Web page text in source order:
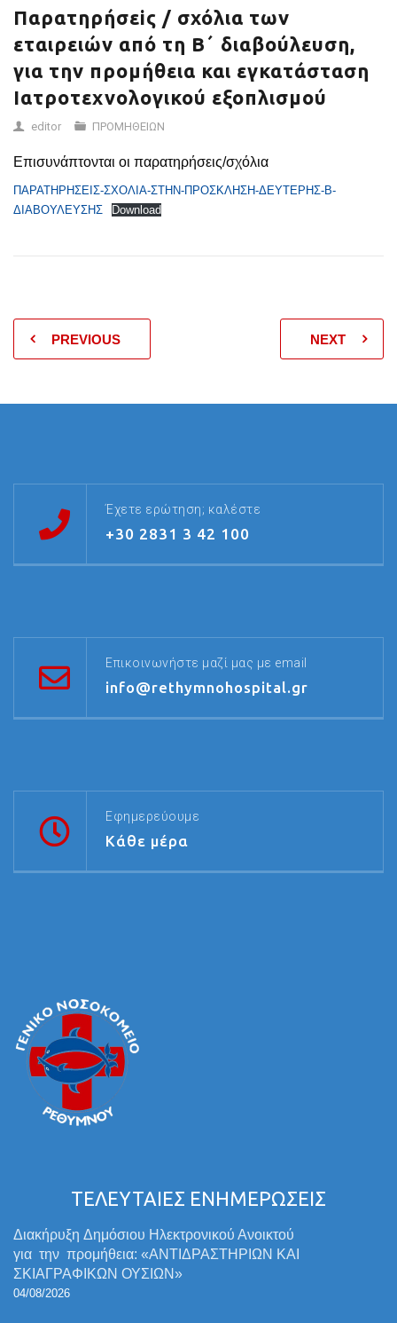
Παρατηρήσεiς / σχόλια των
εταιρειών από τη Β΄ διαβούλευση,
για την προμήθεια και εγκατάσταση
Ιατροτεχνολογικού εξοπλισμού
editor ΠΡΟΜΗΘΕΙΩΝ
Επισυνάπτονται οι παρατηρήσεις/σχόλια
ΠΑΡΑΤΗΡΗΣΕΙΣ-ΣΧΟΛΙΑ-ΣΤΗΝ-ΠΡΟΣΚΛΗΣΗ-ΔΕΥΤΕΡΗΣ-Β-
ΔΙΑΒΟΥΛΕΥΣΗΣ
Download
PREVIOUS NEXT
Έχετε ερώτηση; καλέστε
+30 2831 3 42 100
Επικοινωνήστε μαζί μας με email
info@rethymnohospital.gr
Εφημερεύουμε
Κάθε μέρα
ΤΕΛΕΥΤΑΙΕΣ ΕΝΗΜΕΡΩΣΕΙΣ
Διακήρυξη Δημόσιου Ηλεκτρονικού Ανοικτού
για την προμήθεια: «ΑΝΤΙΔΡΑΣΤΗΡΙΩΝ ΚΑΙ
ΣΚΙΑΓΡΑΦΙΚΩΝ ΟΥΣΙΩΝ»
04/08/2026